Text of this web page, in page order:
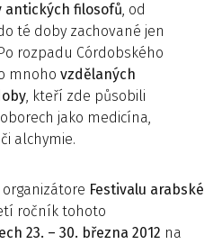
antických filosofů, od
té doby zachované jen
rozpadu Córdobského
mnoho vzdělaných
, kteří zde působili
jako medicína,
alchymie.
Festivalu arabské
ročník tohoto
23. – 30. března 2012 na